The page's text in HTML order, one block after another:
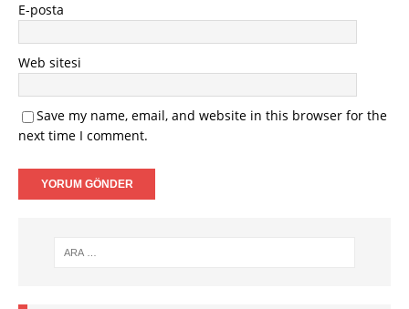
E-posta
Web sitesi
Save my name, email, and website in this browser for the
next time I comment.